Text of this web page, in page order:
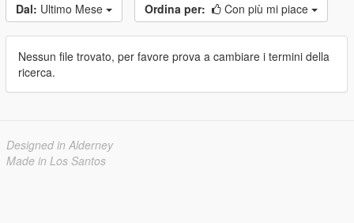
Dal: Ultimo Mese Ordina per: Con più mi piace
Nessun file trovato, per favore prova a cambiare i termini della
ricerca.
Designed in Alderney
Made in Los Santos